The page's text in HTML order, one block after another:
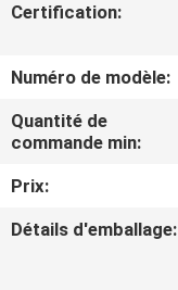
VISITE
DE
L'USINE
CONTRÔLE
Certification:
Numéro de modèle:
Quantité de
commande min:
Prix:
Détails d'emballage: